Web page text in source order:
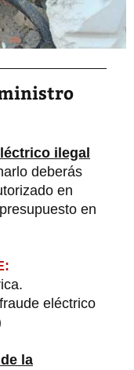
ilegal
deberás
en
en
eléctrico
la